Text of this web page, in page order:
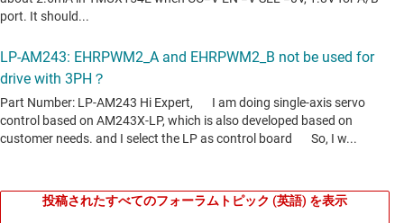
投稿されたすべてのフォーラムトピック (英語) を表示